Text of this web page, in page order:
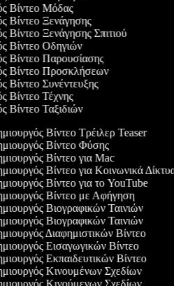
Βίντεο Μόδας
Βίντεο Ξενάγησης
Βίντεο Ξενάγησης Σπιτιού
Βίντεο Οδηγιών
Βίντεο Παρουσίασης
Βίντεο Προσκλήσεων
Βίντεο Συνέντευξης
Βίντεο Τέχνης
Βίντεο Ταξιδιών
Βίντεο Τρέιλερ Teaser
Βίντεο Φύσης
Βίντεο για Mac
Βίντεο για Κοινωνικά Δίκτυα
Βίντεο για το YouTube
Βίντεο με Αφήγηση
Βιογραφικών Ταινιών
Βιογραφικών Ταινιών
Διαφημιστικών Βίντεο
Εισαγωγικών Βίντεο
Εκπαιδευτικών Βίντεο
Κινουμένων Σχεδίων